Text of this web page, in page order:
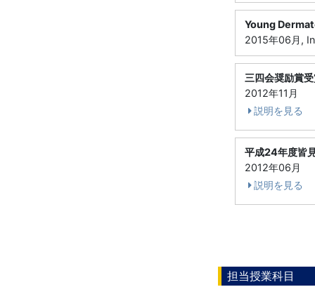
Young
2015年06月,
三四会奨励賞
2012年11月
説明を見る
平成24年度皆
2012年06月
説明を見る
担当授業科目